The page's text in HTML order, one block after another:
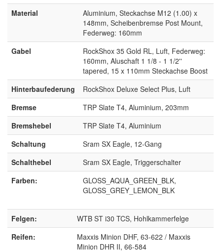
Material
Aluminium, Steckachse M12 (1.00) x
148mm, Scheibenbremse Post Mount,
Federweg: 160mm
Gabel
RockShox 35 Gold RL, Luft, Federweg:
160mm, Aluschaft 1 1/8 - 1 1/2''
tapered, 15 x 110mm Steckachse Boost
Hinterbaufederung
RockShox Deluxe Select Plus, Luft
Bremse
TRP Slate T4, Aluminium, 203mm
Bremshebel
TRP Slate T4, Aluminium
Schaltung
Sram SX Eagle, 12-Gang
Schalthebel
Sram SX Eagle, Triggerschalter
Farben:
GLOSS_AQUA_GREEN_BLK,
GLOSS_GREY_LEMON_BLK
Felgen:
WTB ST i30 TCS, Hohlkammerfelge
Reifen:
Maxxis Minion DHF, 63-622 / Maxxis
Minion DHR II, 66-584